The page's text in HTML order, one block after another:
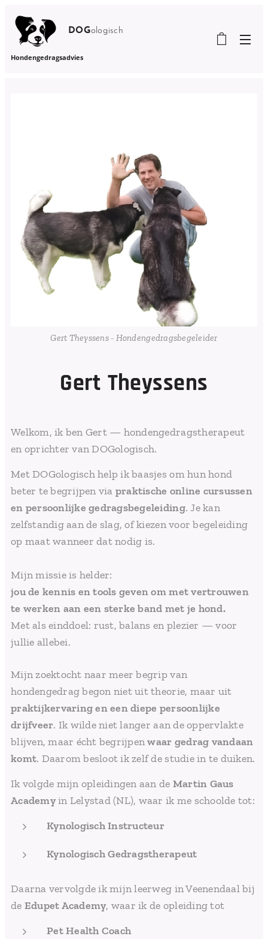
DOGologisch
Hondengedragsadvies
Gert Theyssens - Hondengedragsbegeleider
Gert Theyssens
Welkom, ik ben Gert — hondengedragstherapeut
en oprichter van DOGologisch.
Met DOGologisch help ik baasjes om hun hond
beter te begrijpen via praktische online cursussen
en persoonlijke gedragsbegeleiding. Je kan
zelfstandig aan de slag, of kiezen voor begeleiding
op maat wanneer dat nodig is.
Mijn missie is helder:
jou de kennis en tools geven om met vertrouwen
te werken aan een sterke band met je hond.
Met als einddoel: rust, balans en plezier — voor
jullie allebei.
Mijn zoektocht naar meer begrip van
hondengedrag begon niet uit theorie, maar uit
praktijkervaring en een diepe persoonlijke
drijfveer. Ik wilde niet langer aan de oppervlakte
blijven, maar écht begrijpenwaar gedrag vandaan
komt. Daarom besloot ik zelf de studie in te duiken.
Ik volgde mijn opleidingen aan de Martin Gaus
Academyin Lelystad (NL), waar ik me schoolde tot:
Kynologisch Instructeur
KynologischGedragstherapeut
Daarna vervolgde ik mijn leerweg in Veenendaal bij
de Edupet Academy, waar ik de opleiding tot
Pet Health Coach